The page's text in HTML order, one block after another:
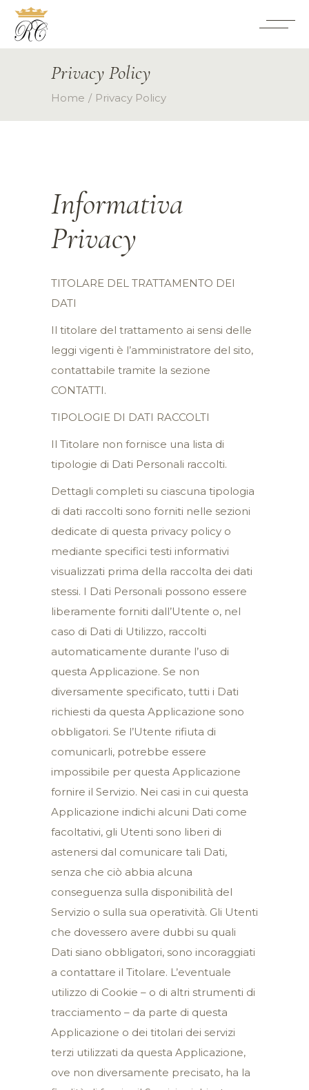
Privacy Policy
Home Privacy Policy
Informativa
Privacy
TITOLARE DEL TRATTAMENTO DEI
DATI
Il titolare del trattamento ai sensi delle
leggi vigenti è l’amministratore del sito,
contattabile tramite la sezione
CONTATTI.
TIPOLOGIE DI DATI RACCOLTI
Il Titolare non fornisce una lista di
tipologie di Dati Personali raccolti.
Dettagli completi su ciascuna tipologia
di dati raccolti sono forniti nelle sezioni
dedicate di questa privacy policy o
mediante specifici testi informativi
visualizzati prima della raccolta dei dati
stessi. I Dati Personali possono essere
liberamente forniti dall’Utente o, nel
caso di Dati di Utilizzo, raccolti
automaticamente durante l’uso di
questa Applicazione. Se non
diversamente specificato, tutti i Dati
richiesti da questa Applicazione sono
obbligatori. Se l’Utente rifiuta di
comunicarli, potrebbe essere
impossibile per questa Applicazione
fornire il Servizio. Nei casi in cui questa
Applicazione indichi alcuni Dati come
facoltativi, gli Utenti sono liberi di
astenersi dal comunicare tali Dati,
senza che ciò abbia alcuna
conseguenza sulla disponibilità del
Servizio o sulla sua operatività. Gli Utenti
che dovessero avere dubbi su quali
Dati siano obbligatori, sono incoraggiati
a contattare il Titolare. L’eventuale
utilizzo di Cookie – o di altri strumenti di
tracciamento – da parte di questa
Applicazione o dei titolari dei servizi
terzi utilizzati da questa Applicazione,
ove non diversamente precisato, ha la